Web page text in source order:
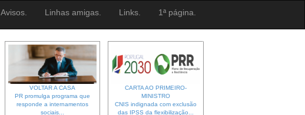
Avisos. Linhas amigas. Links. 1ª página.
VOLTAR A CASA
PR promulga programa que
responde a internamentos
sociais...
CARTA AO PRIMEIRO-
MINISTRO
CNIS indignada com exclusão
das IPSS da flexibilização...